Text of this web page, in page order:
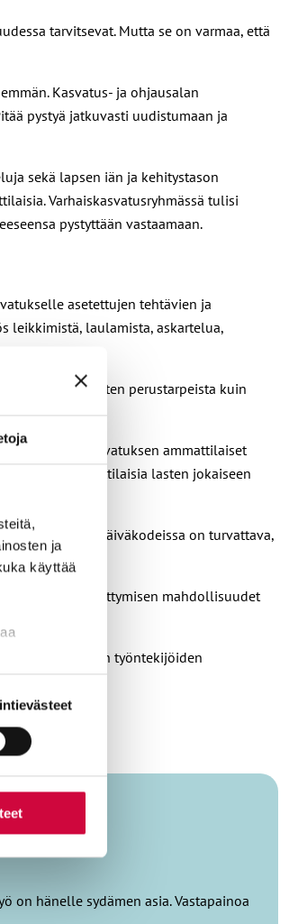
ja
käyttää
tarvitsevat. Mutta se on varmaa, että
Kasvatus- ja ohjausalan
pystyä jatkuvasti uudistumaan ja
sekä lapsen iän ja kehitystason
Varhaiskasvatusryhmässä tulisi
pystyttään vastaamaan.
asetettujen tehtävien ja
leikkimistä, laulamista, askartelua,
vastaa niin lasten perustarpeista kuin
Varhaiskasvatuksen ammattilaiset
ammattilaisia lasten jokaiseen
henkilöstö päiväkodeissa on turvattava,
kehittymisen mahdollisuudet
työntekijöiden
on hänelle sydämen asia. Vastapainoa